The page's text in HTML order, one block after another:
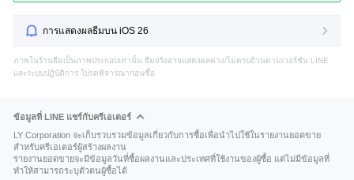
การแสดงผลธีมบน iOS 26
ภาพในร้านธีมเป็นภาพประกอบเท่านั้น ธีมจริงอาจแสดงผลต่าง/ไม่ครบถ้วนตามเวอร์ชัน LINE
และระบบปฏิบัติการ โปรดพิจารณาก่อนซื้อ
ข้อมูลที่ LINE แชร์กับครีเอเตอร์
LY Corporation จะเก็บรวบรวมข้อมูลเกี่ยวกับการซื้อเพื่อนำไปใช้ในรายงานยอดขาย
สำหรับครีเอเตอร์ผู้สร้างผลงาน
รายงานยอดขายจะมีข้อมูลวันที่ซื้อผลงานและประเทศที่ใช้งานของผู้ซื้อ แต่ไม่มีข้อมูลที่
ทำให้สามารถระบุตัวตนผู้ซื้อได้